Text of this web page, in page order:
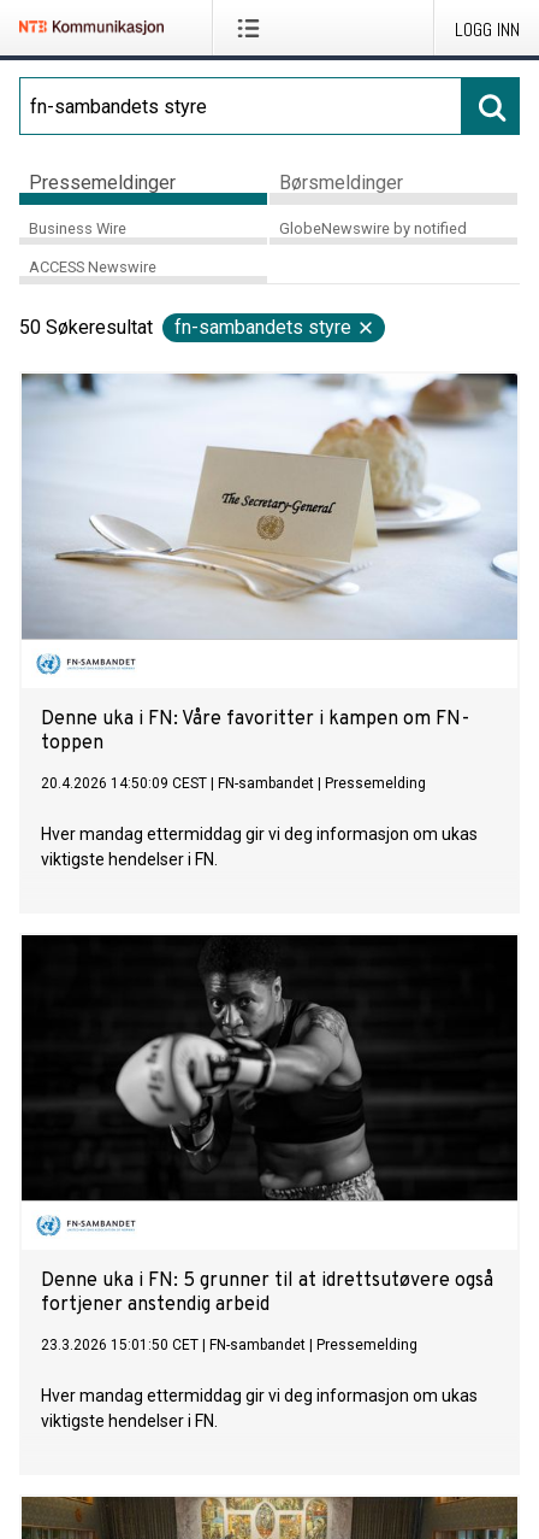
LOGG INN
Pressemeldinger Børsmeldinger
Business Wire GlobeNewswire by notified
ACCESS Newswire
50 Søkeresultat fn-sambandets styre
Denne uka i FN: Våre favoritter i kampen om FN-
toppen
20.4.2026 14:50:09 CEST FN-sambandet Pressemelding
Hver mandag ettermiddag gir vi deg informasjon om ukas
viktigste hendelser i FN.
Denne uka i FN: 5 grunner til at idrettsutøvere også
fortjener anstendig arbeid
23.3.2026 15:01:50 CET FN-sambandet Pressemelding
Hver mandag ettermiddag gir vi deg informasjon om ukas
viktigste hendelser i FN.